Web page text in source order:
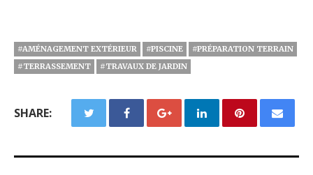
#AMÉNAGEMENT EXTÉRIEUR #PISCINE
#PRÉPARATION TERRAIN
#TERRASSEMENT
#TRAVAUX DE JARDIN
SHARE: